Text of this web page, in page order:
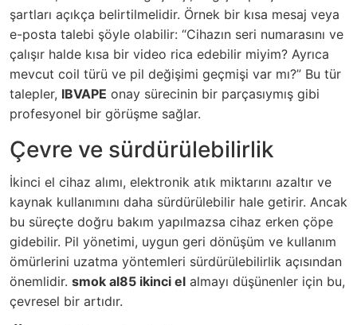
şartları açıkça belirtilmelidir. Örnek bir kısa mesaj veya
e-posta talebi şöyle olabilir: “Cihazın seri numarasını ve
çalışır halde kısa bir video rica edebilir miyim? Ayrıca
mevcut coil türü ve pil değişimi geçmişi var mı?” Bu tür
talepler, IBVAPE onay sürecinin bir parçasıymış gibi
profesyonel bir görüşme sağlar.
Çevre ve sürdürülebilirlik
İkinci el cihaz alımı, elektronik atık miktarını azaltır ve
kaynak kullanımını daha sürdürülebilir hale getirir. Ancak
bu süreçte doğru bakım yapılmazsa cihaz erken çöpe
gidebilir. Pil yönetimi, uygun geri dönüşüm ve kullanım
ömürlerini uzatma yöntemleri sürdürülebilirlik açısından
önemlidir. smok al85 ikinci el almayı düşünenler için bu,
çevresel bir artıdır.